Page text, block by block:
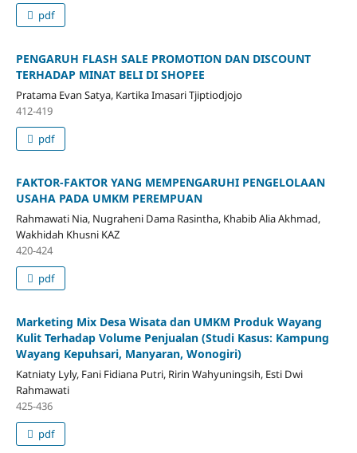
pdf
PENGARUH FLASH SALE PROMOTION DAN DISCOUNT
TERHADAP MINAT BELI DI SHOPEE
Pratama Evan Satya, Kartika Imasari Tjiptiodjojo
412-419
pdf
FAKTOR-FAKTOR YANG MEMPENGARUHI PENGELOLAAN
USAHA PADA UMKM PEREMPUAN
Rahmawati Nia, Nugraheni Dama Rasintha, Khabib Alia Akhmad,
Wakhidah Khusni KAZ
420-424
pdf
Marketing Mix Desa Wisata dan UMKM Produk Wayang
Kulit Terhadap Volume Penjualan (Studi Kasus: Kampung
Wayang Kepuhsari, Manyaran, Wonogiri)
Katniaty Lyly, Fani Fidiana Putri, Ririn Wahyuningsih, Esti Dwi
Rahmawati
425-436
pdf